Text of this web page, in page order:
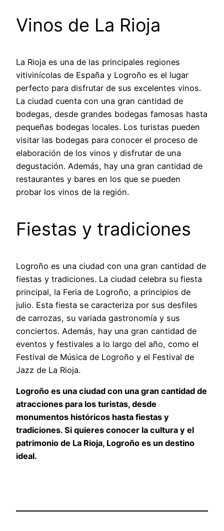
Vinos de La Rioja
La Rioja es una de las principales regiones
vitivinícolas de España y Logroño es el lugar
perfecto para disfrutar de sus excelentes vinos.
La ciudad cuenta con una gran cantidad de
bodegas, desde grandes bodegas famosas hasta
pequeñas bodegas locales. Los turistas pueden
visitar las bodegas para conocer el proceso de
elaboración de los vinos y disfrutar de una
degustación. Además, hay una gran cantidad de
restaurantes y bares en los que se pueden
probar los vinos de la región.
Fiestas y tradiciones
Logroño es una ciudad con una gran cantidad de
fiestas y tradiciones. La ciudad celebra su fiesta
principal, la Feria de Logroño, a principios de
julio. Esta fiesta se caracteriza por sus desfiles
de carrozas, su variada gastronomía y sus
conciertos. Además, hay una gran cantidad de
eventos y festivales a lo largo del año, como el
Festival de Música de Logroño y el Festival de
Jazz de La Rioja.
Logroño es una ciudad con una gran cantidad de
atracciones para los turistas, desde
monumentos históricos hasta fiestas y
tradiciones. Si quieres conocer la cultura y el
patrimonio de La Rioja, Logroño es un destino
ideal.